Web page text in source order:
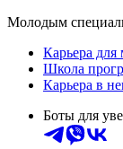
Молодым
Карьера для
Школа
Карьера в
Боты для